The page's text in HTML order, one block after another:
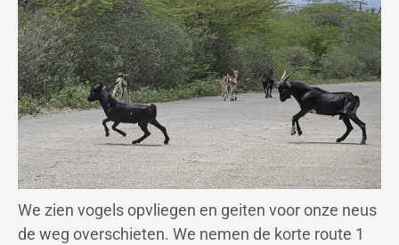
We zien vogels opvliegen en geiten voor onze neus
de weg overschieten. We nemen de korte route 1